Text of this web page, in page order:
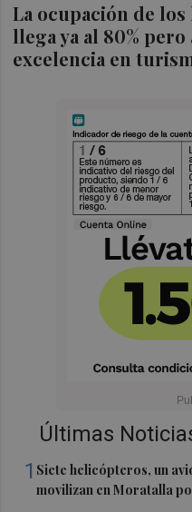
La ocupación de
llega ya al 80%
excelencia en
Últimas
1 Siete helicópteros, un
movilizan en Moratalla